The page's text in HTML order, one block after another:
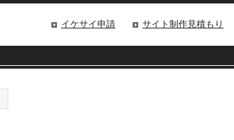
イケサイ申請 サイト制作見積もり